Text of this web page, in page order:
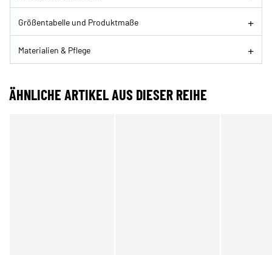
Größentabelle und Produktmaße
Materialien & Pflege
ÄHNLICHE ARTIKEL AUS DIESER REIHE